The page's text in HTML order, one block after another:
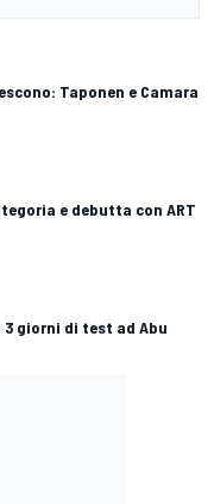
Taponen e Camara
e debutta con ART
3 giorni di test ad Abu